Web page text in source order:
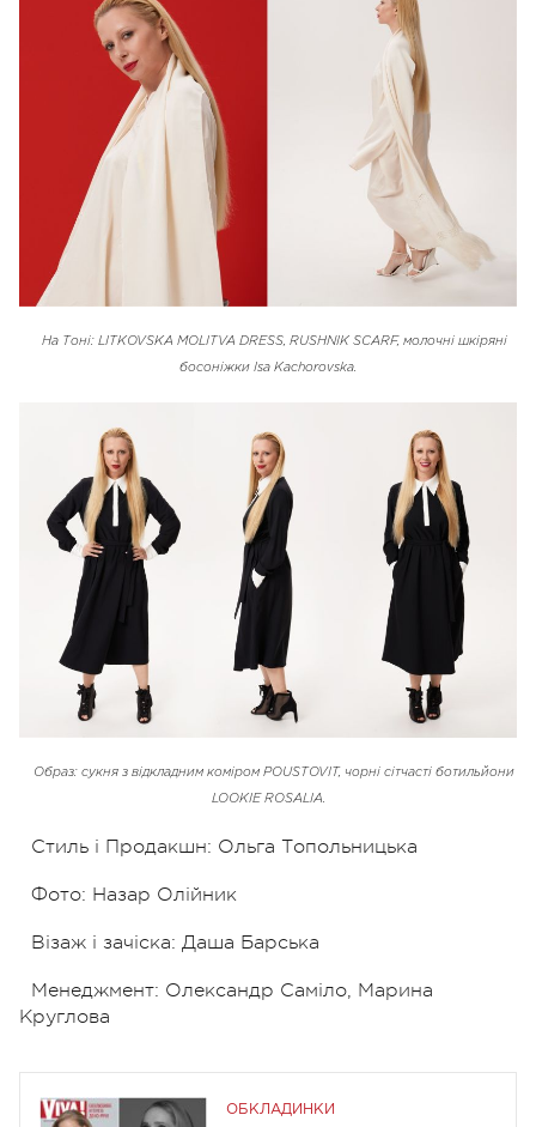
На Тоні: LITKOVSKA MOLITVA DRESS, RUSHNIK SCARF, молочні шкіряні
босоніжки Isa Kachorovska.
Образ: сукня з відкладним коміром POUSTOVIT, чорні сітчасті ботильйони
LOOKIE ROSALIA.
Стиль і Продакшн: Ольга Топольницька
Фото: Назар Олійник
Візаж і зачіска: Даша Барська
Менеджмент: Олександр Саміло, Марина
Круглова
ОБКЛАДИНКИ